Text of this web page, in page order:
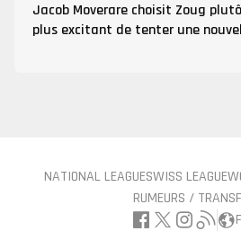
Jacob Moverare choisit Zoug
plus excitant de tenter une
NATIONAL LEAGUESWISS LEAGUE
RUMEURS /